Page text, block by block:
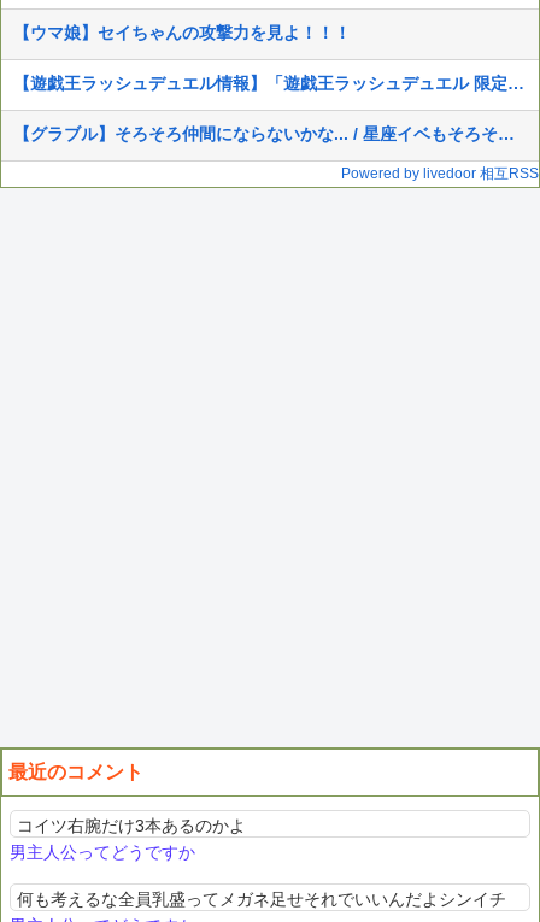
【ウマ娘】セイちゃんの攻撃力を見よ！！！
【遊戯王ラッシュデュエル情報】「遊戯王ラッシュデュエル 限定イベント LIMIT 1」開催情報公開！
【グラブル】そろそろ仲間にならないかな... / 星座イベもそろそろストーリーの決着が見たい
Powered by livedoor 相互RSS
最近のコメント
コイツ右腕だけ3本あるのかよ
男主人公ってどうですか
何も考えるな全員乳盛ってメガネ足せそれでいいんだよシンイチ